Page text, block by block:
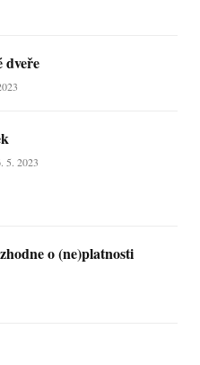
dveře
5. 2023
o (ne)platnosti